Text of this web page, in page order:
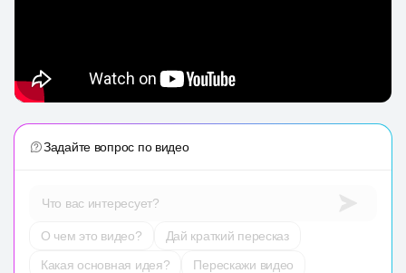
Задайте вопрос по видео
Что вас интересует?
О чем это видео?
Дай краткий пересказ
Какая основная идея?
Перескажи видео